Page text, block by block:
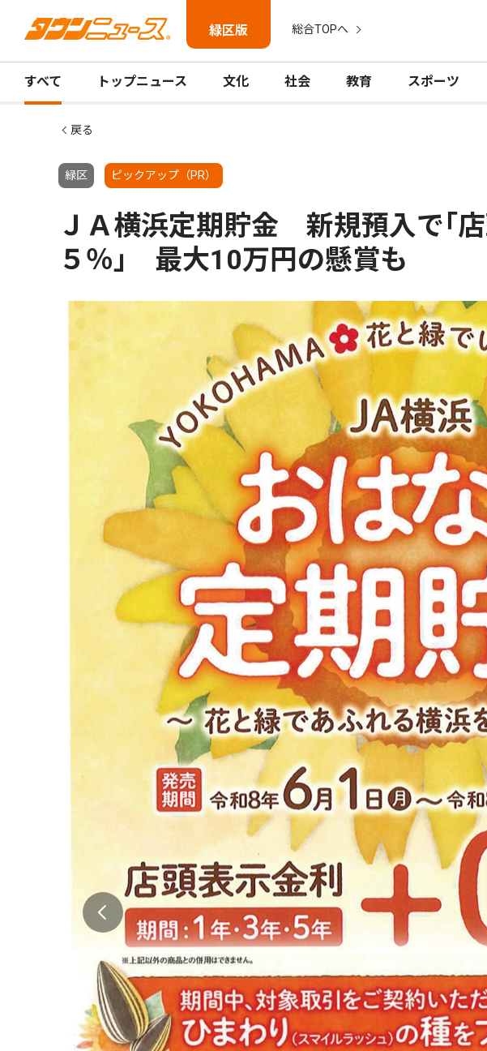
緑区版 総合TOPへ
すべて トップニュース 文化 社会 教育 スポーツ
戻る
緑区 ピックアップ（PR）
ＪＡ横浜定期貯金 新規預入で｢店
５％｣ 最大10万円の懸賞も